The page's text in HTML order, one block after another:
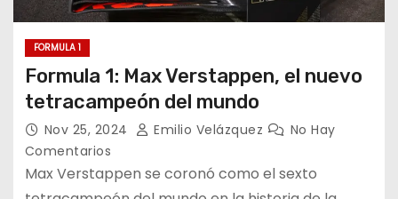
FORMULA 1
Formula 1: Max Verstappen, el nuevo
tetracampeón del mundo
Nov 25, 2024 Emilio Velázquez
No Hay
Comentarios
Max Verstappen se coronó como el sexto